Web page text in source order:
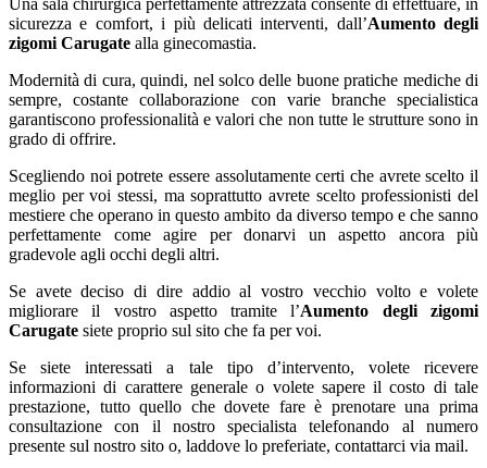
sicurezza e comfort, i più delicati interventi, dall’Aumento degli
zigomi Carugate alla ginecomastia.
Modernità di cura, quindi, nel solco delle buone pratiche mediche di
sempre, costante collaborazione con varie branche specialistica
garantiscono professionalità e valori che non tutte le strutture sono in
grado di offrire.
Scegliendo noi potrete essere assolutamente certi che avrete scelto il
meglio per voi stessi, ma soprattutto avrete scelto professionisti del
mestiere che operano in questo ambito da diverso tempo e che sanno
perfettamente come agire per donarvi un aspetto ancora più
gradevole agli occhi degli altri.
Se avete deciso di dire addio al vostro vecchio volto e volete
migliorare il vostro aspetto tramite l’Aumento degli zigomi
Carugate siete proprio sul sito che fa per voi.
Se siete interessati a tale tipo d’intervento, volete ricevere
informazioni di carattere generale o volete sapere il costo di tale
prestazione, tutto quello che dovete fare è prenotare una prima
consultazione con il nostro specialista telefonando al numero
presente sul nostro sito o, laddove lo preferiate, contattarci via mail.